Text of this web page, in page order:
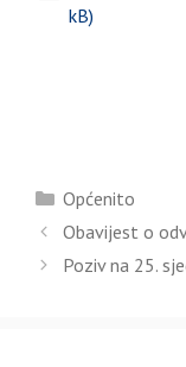
Kategorije
Općenito
Obavijest o
Poziv na 25.